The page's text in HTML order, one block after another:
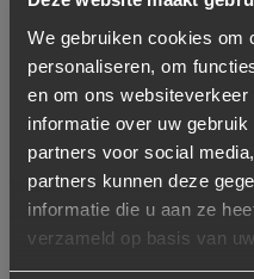
We gebruiken cookies om
personaliseren, om
en om ons
informatie over uw
partners voor social
partners kunnen deze
informatie die u aan ze
verzameld op basis van
Toevoegen aan
Verwijderen van
Royal Textile Protector